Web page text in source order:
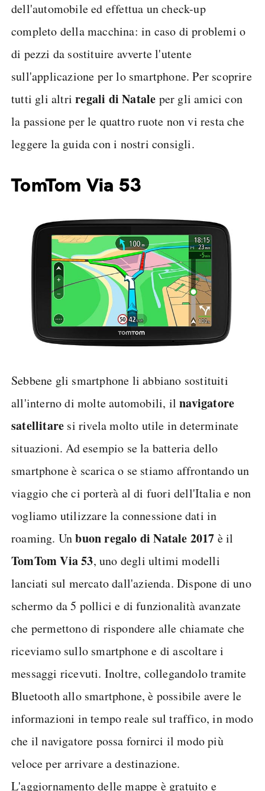
dell'automobile ed effettua un check-up
completo della macchina: in caso di problemi o
di pezzi da sostituire avverte l'utente
sull'applicazione per lo smartphone. Per scoprire
tutti gli altriregali di Natale per gli amici con
la passione per le quattro ruote non vi resta che
leggere la guida con i nostri consigli.
TomTom Via 53
Sebbene gli smartphone li abbiano sostituiti
all'interno di molte automobili, ilnavigatore
satellitare si rivela molto utile in determinate
situazioni. Ad esempio se la batteria dello
smartphone è scarica o se stiamo affrontando un
viaggio che ci porterà al di fuori dell'Italia e non
vogliamo utilizzare la connessione dati in
roaming. Unbuon regalo di Natale 2017 è il
TomTom Via 53, uno degli ultimi modelli
lanciati sul mercato dall'azienda. Dispone di uno
schermo da 5 pollici e di funzionalità avanzate
che permettono di rispondere alle chiamate che
riceviamo sullo smartphone e di ascoltare i
messaggi ricevuti. Inoltre, collegandolo tramite
Bluetooth allo smartphone, è possibile avere le
informazioni in tempo reale sul traffico, in modo
che il navigatore possa fornirci il modo più
veloce per arrivare a destinazione.
L'aggiornamento delle mappe è gratuito e